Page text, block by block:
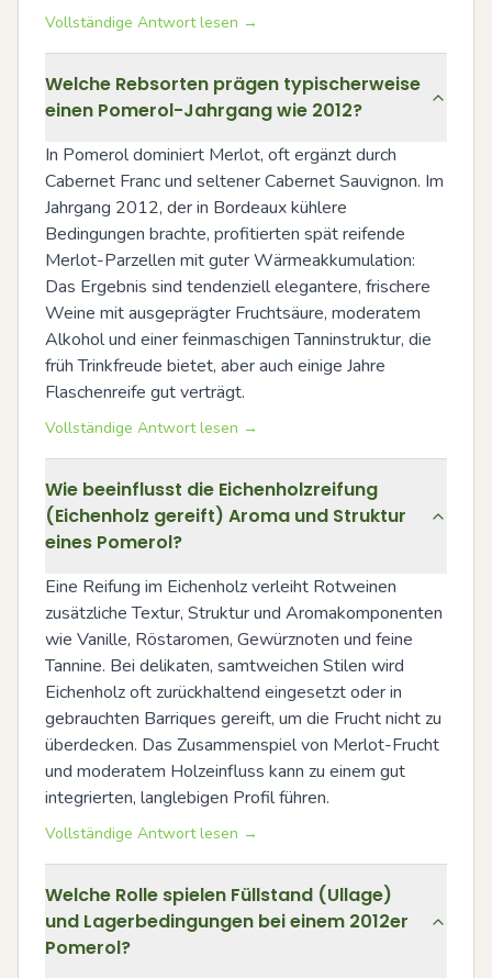
Vollständige Antwort lesen →
Welche Rebsorten prägen typischerweise
einen Pomerol-Jahrgang wie 2012?
In Pomerol dominiert Merlot, oft ergänzt durch
Cabernet Franc und seltener Cabernet Sauvignon. Im
Jahrgang 2012, der in Bordeaux kühlere
Bedingungen brachte, profitierten spät reifende
Merlot-Parzellen mit guter Wärmeakkumulation:
Das Ergebnis sind tendenziell elegantere, frischere
Weine mit ausgeprägter Fruchtsäure, moderatem
Alkohol und einer feinmaschigen Tanninstruktur, die
früh Trinkfreude bietet, aber auch einige Jahre
Flaschenreife gut verträgt.
Vollständige Antwort lesen →
Wie beeinflusst die Eichenholzreifung
(Eichenholz gereift) Aroma und Struktur
eines Pomerol?
Eine Reifung im Eichenholz verleiht Rotweinen
zusätzliche Textur, Struktur und Aromakomponenten
wie Vanille, Röstaromen, Gewürznoten und feine
Tannine. Bei delikaten, samtweichen Stilen wird
Eichenholz oft zurückhaltend eingesetzt oder in
gebrauchten Barriques gereift, um die Frucht nicht zu
überdecken. Das Zusammenspiel von Merlot-Frucht
und moderatem Holzeinfluss kann zu einem gut
integrierten, langlebigen Profil führen.
Vollständige Antwort lesen →
Welche Rolle spielen Füllstand (Ullage)
und Lagerbedingungen bei einem 2012er
Pomerol?